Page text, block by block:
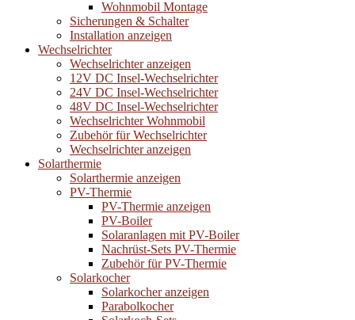
Wohnmobil Montage
Sicherungen & Schalter
Installation anzeigen
Wechselrichter
Wechselrichter anzeigen
12V DC Insel-Wechselrichter
24V DC Insel-Wechselrichter
48V DC Insel-Wechselrichter
Wechselrichter Wohnmobil
Zubehör für Wechselrichter
Wechselrichter anzeigen
Solarthermie
Solarthermie anzeigen
PV-Thermie
PV-Thermie anzeigen
PV-Boiler
Solaranlagen mit PV-Boiler
Nachrüst-Sets PV-Thermie
Zubehör für PV-Thermie
Solarkocher
Solarkocher anzeigen
Parabolkocher